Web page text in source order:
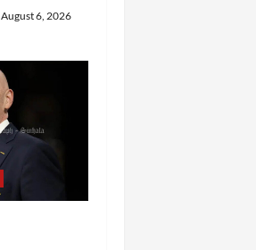
August 6, 2026